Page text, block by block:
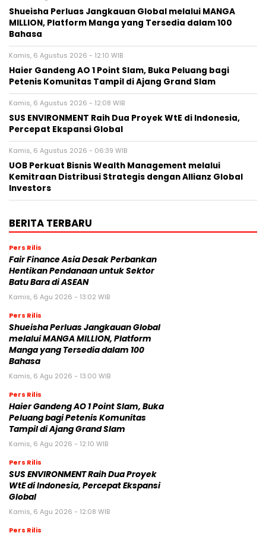
Shueisha Perluas Jangkauan Global melalui MANGA
MILLION, Platform Manga yang Tersedia dalam 100
Bahasa
Kamis, 6 Agustus 2026 - 12:10 WIB
Haier Gandeng AO 1 Point Slam, Buka Peluang bagi
Petenis Komunitas Tampil di Ajang Grand Slam
Kamis, 6 Agustus 2026 - 12:08 WIB
SUS ENVIRONMENT Raih Dua Proyek WtE di Indonesia,
Percepat Ekspansi Global
Kamis, 6 Agustus 2026 - 06:39 WIB
UOB Perkuat Bisnis Wealth Management melalui
Kemitraan Distribusi Strategis dengan Allianz Global
Investors
BERITA TERBARU
Pers Rilis
Fair Finance Asia Desak Perbankan
Hentikan Pendanaan untuk Sektor
Batu Bara di ASEAN
Kamis, 6 Agu 2026 - 13:02 WIB
Pers Rilis
Shueisha Perluas Jangkauan Global
melalui MANGA MILLION, Platform
Manga yang Tersedia dalam 100
Bahasa
Kamis, 6 Agu 2026 - 13:00 WIB
Pers Rilis
Haier Gandeng AO 1 Point Slam, Buka
Peluang bagi Petenis Komunitas
Tampil di Ajang Grand Slam
Kamis, 6 Agu 2026 - 12:10 WIB
Pers Rilis
SUS ENVIRONMENT Raih Dua Proyek
WtE di Indonesia, Percepat Ekspansi
Global
Kamis, 6 Agu 2026 - 12:08 WIB
Pers Rilis